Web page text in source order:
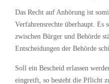
Das Recht auf Anhörung ist
Verfahrensrechte überhaupt. Es
zwischen Bürger und Behörde
Entscheidungen der Behörde
Soll ein Bescheid erlassen
eingreift, so besteht die Pflicht